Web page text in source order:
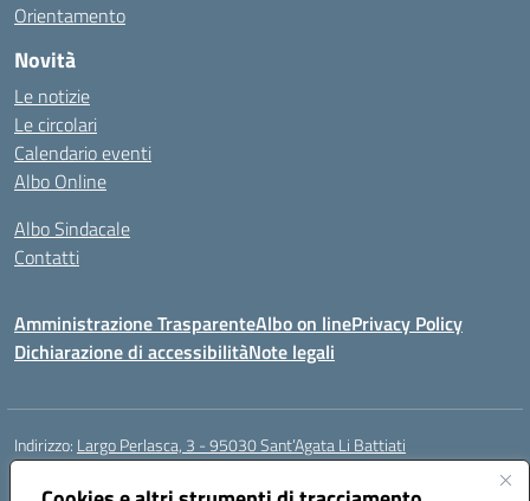
Orientamento
Novità
Le notizie
Le circolari
Calendario eventi
Albo Online
Albo Sindacale
Contatti
Amministrazione TrasparenteAlbo on linePrivacy Policy
Dichiarazione di accessibilitàNote legali
Indirizzo: Largo Perlasca, 3 - 95030 Sant’Agata Li Battiati
Centralino:
ctic8bl002@istruzione.it
Posta elettronica certificata (PEC):ctic8bl002@pec.istruzione.it